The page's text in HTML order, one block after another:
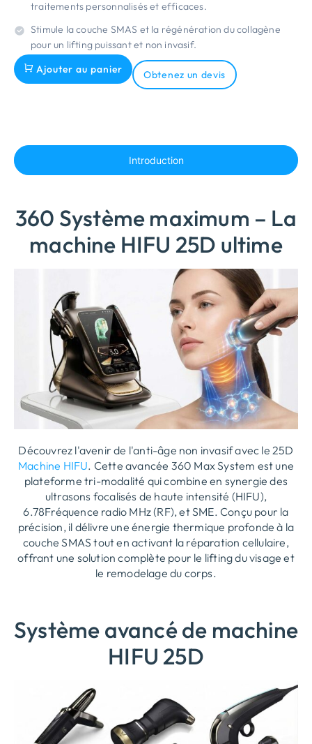
traitements personnalisés et efficaces.
Stimule la couche SMAS et la régénération du collagène
pour un lifting puissant et non invasif.
Ajouter au panier
Obtenez un devis
Introduction
360 Système maximum – La
machine HIFU 25D ultime
Découvrez l'avenir de l'anti-âge non invasif avec le 25D
Machine HIFU. Cette avancée 360 Max System est une
plateforme tri-modalité qui combine en synergie des
ultrasons focalisés de haute intensité (HIFU),
6.78Fréquence radio MHz (RF), et SME. Conçu pour la
précision, il délivre une énergie thermique profonde à la
couche SMAS tout en activant la réparation cellulaire,
offrant une solution complète pour le lifting du visage et
le remodelage du corps.
Système avancé de machine
HIFU 25D